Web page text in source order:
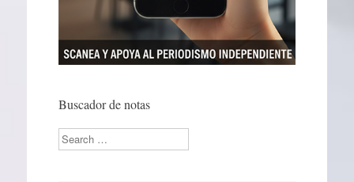
Buscador de notas
Search